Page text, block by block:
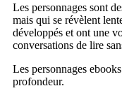
Les personnages sont
mais qui se révèlent
développés et ont une
conversations de lire
Les personnages
profondeur.